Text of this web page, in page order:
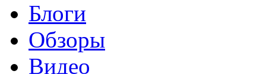
Блоги
Обзоры
Видео